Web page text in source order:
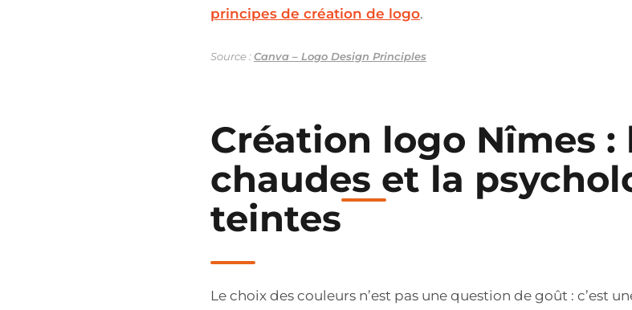
principes de création de logo.
Source :Canva – Logo Design Principles
Création logo Nîmes :
chaudes et la
teintes
Le choix des couleurs n’est pas une question de goût : c’est